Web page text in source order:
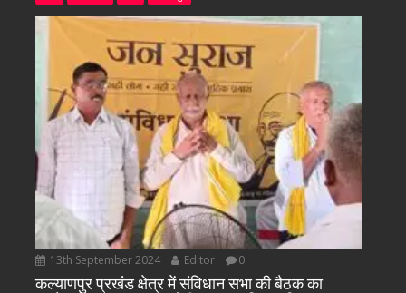
13th September 2024 Editor 0
कल्याणपुर प्रखंड क्षेत्र में संविधान सभा की बैठक का